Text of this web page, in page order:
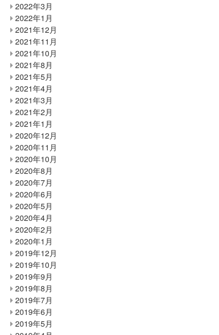
2022年3月
2022年1月
2021年12月
2021年11月
2021年10月
2021年8月
2021年5月
2021年4月
2021年3月
2021年2月
2021年1月
2020年12月
2020年11月
2020年10月
2020年8月
2020年7月
2020年6月
2020年5月
2020年4月
2020年2月
2020年1月
2019年12月
2019年10月
2019年9月
2019年8月
2019年7月
2019年6月
2019年5月